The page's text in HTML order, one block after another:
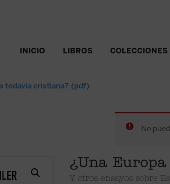
INICIO LIBROS COLECCIONES
todavía cristiana? (pdf)
No
¿Una
Y otros ensayos sobre